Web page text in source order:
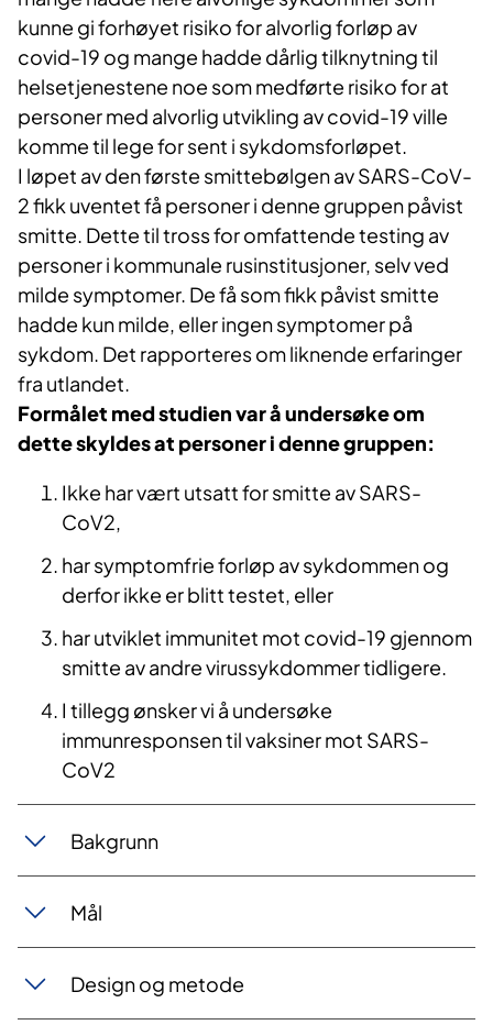
kunne gi forhøyet risiko for alvorlig forløp av
covid-19 og mange hadde dårlig tilknytning til
helsetjenestene noe som medførte risiko for at
personer med alvorlig utvikling av covid-19 ville
komme til lege for sent i sykdomsforløpet.
I løpet av den første smittebølgen av SARS-CoV-
2 fikk uventet få personer i denne gruppen påvist
smitte. Dette til tross for omfattende testing av
personer i kommunale rusinstitusjoner, selv ved
milde symptomer. De få som fikk påvist smitte
hadde kun milde, eller ingen symptomer på
sykdom. Det rapporteres om liknende erfaringer
fra utlandet.
Formålet med studien var å undersøke om
dette skyldes at personer i denne gruppen:
Ikke har vært utsatt for smitte av SARS-
CoV2,
har symptomfrie forløp av sykdommen og
derfor ikke er blitt testet, eller
har utviklet immunitet mot covid-19 gjennom
smitte av andre virussykdommer tidligere.
I tillegg ønsker vi å undersøke
immunresponsen til vaksiner mot SARS-
CoV2
Bakgrunn
Mål
Design og metode